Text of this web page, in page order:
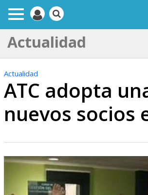
Actualidad
Actualidad
ATC adopta
nuevos socios